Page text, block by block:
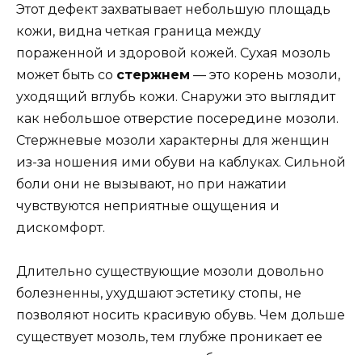
Этот дефект захватывает небольшую площадь
кожи, видна четкая граница между
пораженной и здоровой кожей. Сухая мозоль
может быть со стержнем — это корень мозоли,
уходящий вглубь кожи. Снаружи это выглядит
как небольшое отверстие посередине мозоли.
Стержневые мозоли характерны для женщин
из-за ношения ими обуви на каблуках. Сильной
боли они не вызывают, но при нажатии
чувствуются неприятные ощущения и
дискомфорт.
Длительно существующие мозоли довольно
болезненны, ухудшают эстетику стопы, не
позволяют носить красивую обувь. Чем дольше
существует мозоль, тем глубже проникает ее